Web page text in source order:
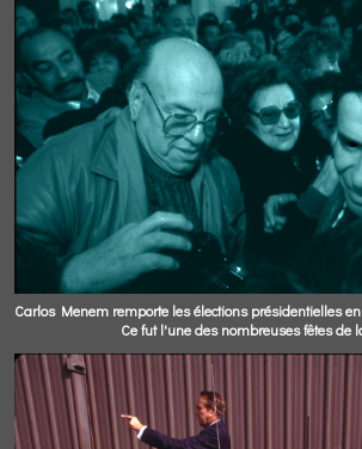
Carlos Menem remporte les élections présidentielles
Ce fut l'une des nombreuses fêtes de